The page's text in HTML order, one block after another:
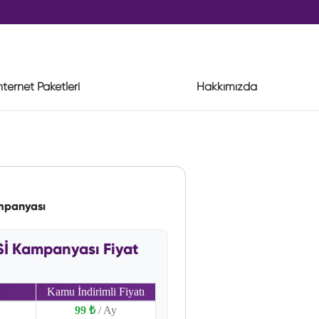
Paketleri Hakkımızda
Kampanyası Fiyat
Kamu İndirimli Fiyatı
99 ₺ / Ay